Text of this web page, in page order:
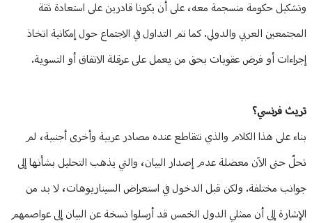
وتشكيل حكومة منسجمة معه، على أن يكونا قادرين على استعادة ثقة
المجتمعين العربي والدولي. كما تم التداول في الاجتماع حول إمكانية اتخاذ
إجراءات أو فرض عقوبات بحق من يعمل على عرقلة الاتفاق أو التسوية.
تريث فرنسي؟
بناء على هذا الكلام والذي تتقاطع عنده مصادر عربية وأخرى أجنبية، لم
تحلّ حتى الآن معضلة عدم إصدار البيان، والتي يذهب التحليل بشأنها إلى
جوانب مختلفة. ولكن قبل الدخول في استعراض السيناريوهات، لا بد من
الإشارة إلى أن ممثلي الدول الخمس قد أرسلوا نسخة عن البيان إلى عواصمهم